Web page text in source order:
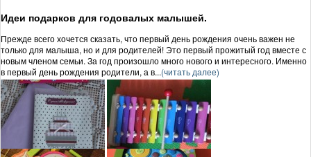
Идеи подарков для годовалых малышей.
Прежде всего хочется сказать, что первый день рождения очень важен не
только для малыша, но и для родителей! Это первый прожитый год вместе с
новым членом семьи. За год произошло много нового и интересного. Именно
в первый день рождения родители, а в...(читать далее)